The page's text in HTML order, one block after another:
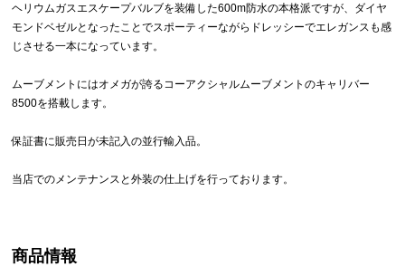
ヘリウムガスエスケープバルブを装備した600m防水の本格派ですが、ダイヤ
モンドベゼルとなったことでスポーティーながらドレッシーでエレガンスも感
じさせる一本になっています。
ムーブメントにはオメガが誇るコーアクシャルムーブメントのキャリバー
8500を搭載します。
保証書に販売日が未記入の並行輸入品。
当店でのメンテナンスと外装の仕上げを行っております。
商品情報